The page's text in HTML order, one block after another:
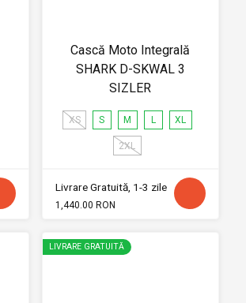
Cască Moto Integrală
SHARK D-SKWAL 3
SIZLER
XS S M L XL
2XL
Livrare Gratuită, 1-3 zile
1,440.00 RON
LIVRARE GRATUITĂ